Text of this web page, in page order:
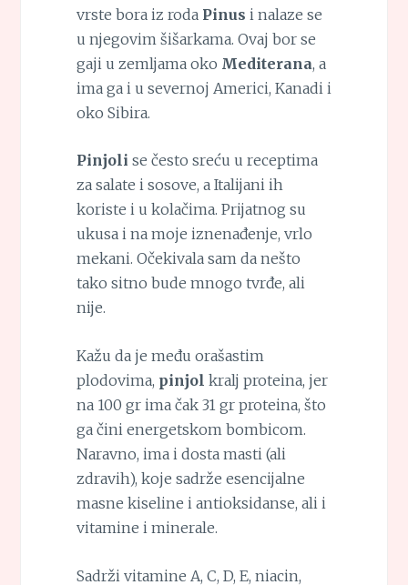
vrste bora iz roda Pinus i nalaze se
u njegovim šišarkama. Ovaj bor se
gaji u zemljama oko Mediterana, a
ima ga i u severnoj Americi, Kanadi i
oko Sibira.
Pinjoli se često sreću u receptima
za salate i sosove, a Italijani ih
koriste i u kolačima. Prijatnog su
ukusa i na moje iznenađenje, vrlo
mekani. Očekivala sam da nešto
tako sitno bude mnogo tvrđe, ali
nije.
Kažu da je među orašastim
plodovima, pinjol kralj proteina, jer
na 100 gr ima čak 31 gr proteina, što
ga čini energetskom bombicom.
Naravno, ima i dosta masti (ali
zdravih), koje sadrže esencijalne
masne kiseline i antioksidanse, ali i
vitamine i minerale.
Sadrži vitamine A, C, D, E, niacin,